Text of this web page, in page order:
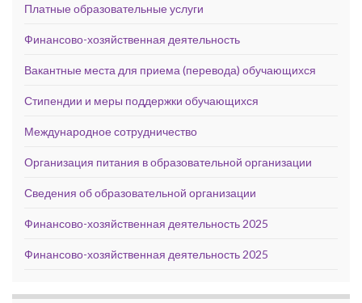
Платные образовательные услуги
Финансово-хозяйственная деятельность
Вакантные места для приема (перевода) обучающихся
Стипендии и меры поддержки обучающихся
Международное сотрудничество
Организация питания в образовательной организации
Сведения об образовательной организации
Финансово-хозяйственная деятельность 2025
Финансово-хозяйственная деятельность 2025